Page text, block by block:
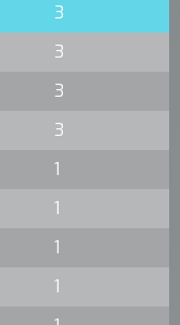
3
3
3
3
1
1
1
1